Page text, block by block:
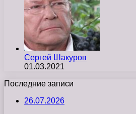
Сергей Шакуров
01.03.2021
Последние записи
26.07.2026